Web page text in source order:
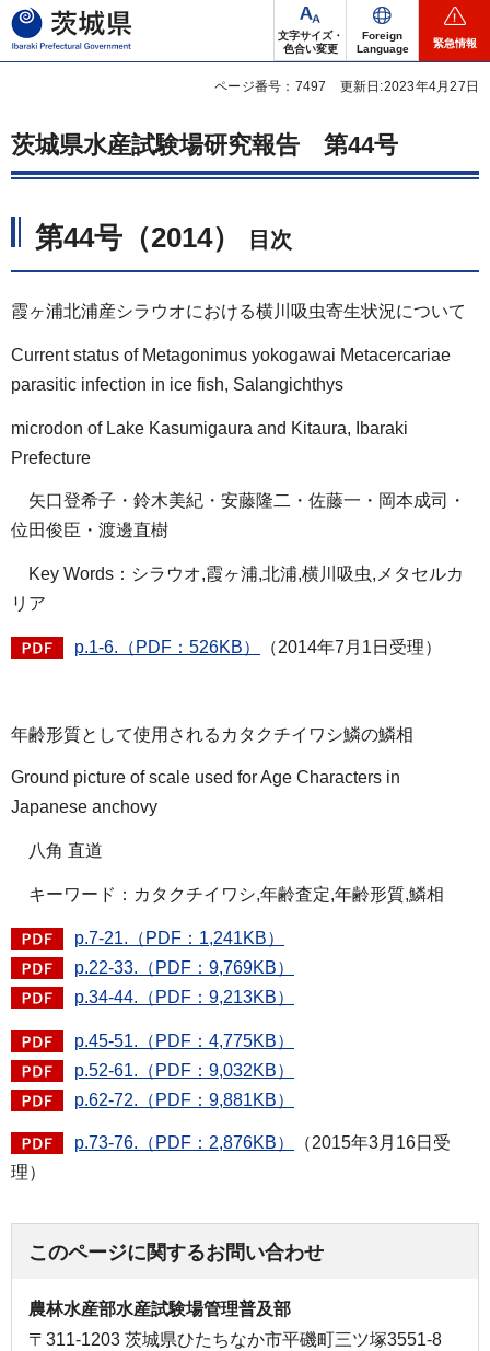
茨城県
文字サイズ・
色合い変更
Foreign
Language
緊急情報
ページ番号：7497 更新日:2023年4月27日
茨城県水産試験場研究報告 第44号
第44号（2014） 目次
霞ヶ浦北浦産シラウオにおける横川吸虫寄生状況について
Current status of Metagonimus yokogawai Metacercariae
parasitic infection in ice fish, Salangichthys
microdon of Lake Kasumigaura and Kitaura, Ibaraki
Prefecture
矢口登希子・鈴木美紀・安藤隆二・佐藤一・岡本成司・
位田俊臣・渡邊直樹
Key Words：シラウオ,霞ヶ浦,北浦,横川吸虫,メタセルカ
リア
p.1-6.（PDF：526KB） （2014年7月1日受理）
年齢形質として使用されるカタクチイワシ鱗の鱗相
Ground picture of scale used for Age Characters in
Japanese anchovy
八角 直道
キーワード：カタクチイワシ,年齢査定,年齢形質,鱗相
p.7-21.（PDF：1,241KB）
p.22-33.（PDF：9,769KB）
p.34-44.（PDF：9,213KB）
p.45-51.（PDF：4,775KB）
p.52-61.（PDF：9,032KB）
p.62-72.（PDF：9,881KB）
p.73-76.（PDF：2,876KB）
（2015年3月16日受
理）
このページに関するお問い合わせ
農林水産部水産試験場管理普及部
〒311-1203 茨城県ひたちなか市平磯町三ツ塚3551-8